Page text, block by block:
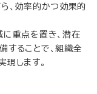
、効率的かつ効果的
に重点を置き、潜在
することで、組織全
します。